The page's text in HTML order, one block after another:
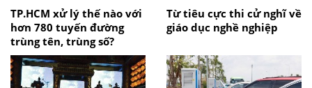
TP.HCM xử lý thế nào với
hơn 780 tuyến đường
trùng tên, trùng số?
Từ tiêu cực thi cử nghĩ về
giáo dục nghề nghiệp